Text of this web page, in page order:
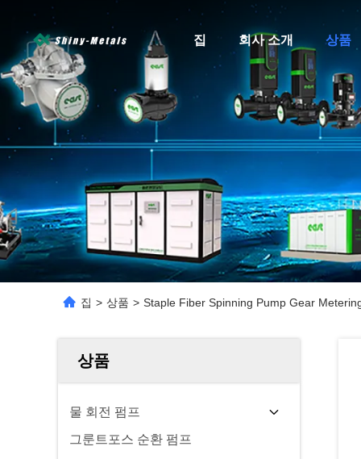
집 회사 소개 상품
집 > 상품 > Staple Fiber Spinning Pump Gear
상품
물 회전 펌프
그룬트포스 순환 펌프